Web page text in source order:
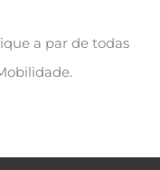
a par de todas